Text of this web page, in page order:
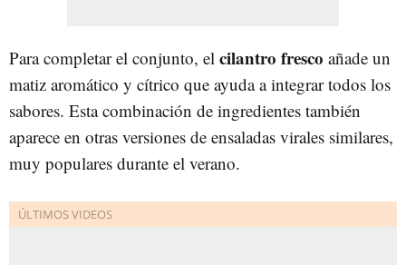
Para completar el conjunto, el cilantro fresco añade un
matiz aromático y cítrico que ayuda a integrar todos los
sabores. Esta combinación de ingredientes también
aparece en otras versiones de ensaladas virales similares,
muy populares durante el verano.